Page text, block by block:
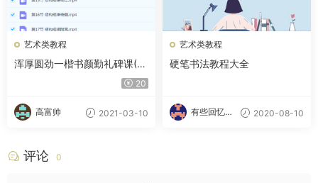
艺术类教程
浑厚圆劲一楷书颜勤礼碑课(3
20
高富帅 2021-03-10
艺术类教程
硬笔书法教程大全
有些回忆忘
2020-08-10
评论 0